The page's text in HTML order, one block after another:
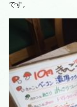
です。